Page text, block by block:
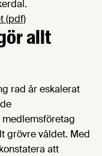
(pdf)
allt
rad år eskalerat
grövre våldet. Med
att